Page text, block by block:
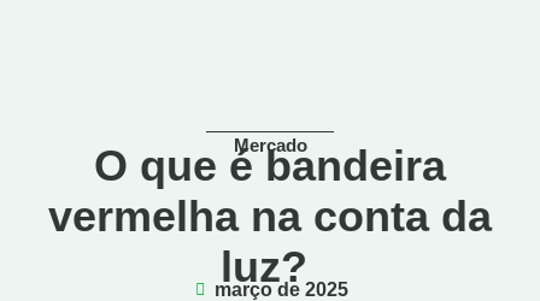
Mercado
O que é bandeira
vermelha na conta da
luz?
março de 2025